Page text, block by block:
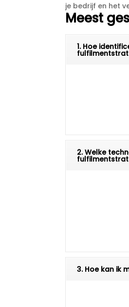
je bedrijf en het
Meest
1. Hoe
2. Welke
3. Hoe kan ik